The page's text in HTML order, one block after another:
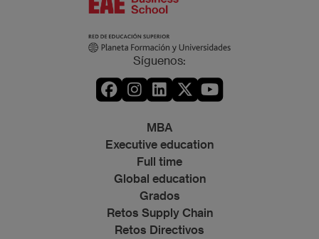
Síguenos:
MBA
Executive education
Full time
Global education
Grados
Retos Supply Chain
Retos Directivos